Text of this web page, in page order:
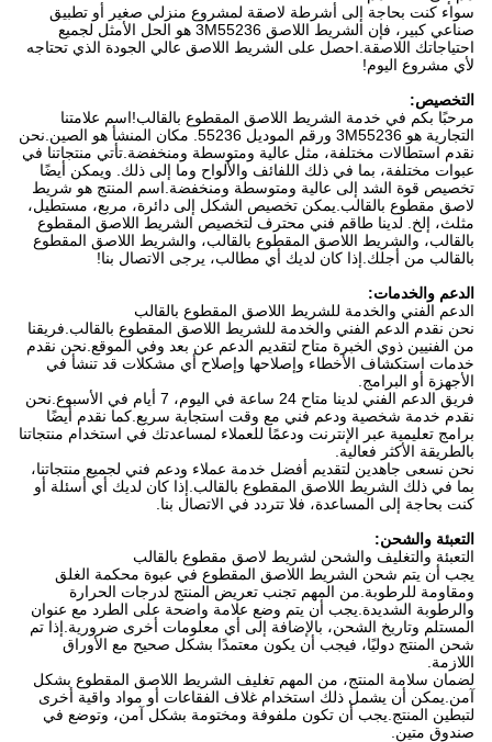
سواء كنت بحاجة إلى أشرطة لاصقة لمشروع منزلي صغير أو تطبيق
صناعي كبير، فإن الشريط اللاصق 3M55236 هو الحل الأمثل لجميع
احتياجاتك اللاصقة.احصل على الشريط اللاصق عالي الجودة الذي تحتاجه
لأي مشروع اليوم!
التخصيص:
مرحبًا بكم في خدمة الشريط اللاصق المقطوع بالقالب!اسم علامتنا
التجارية هو 3M55236 ورقم الموديل 55236. مكان المنشأ هو الصين.نحن
نقدم استطالات مختلفة، مثل عالية ومتوسطة ومنخفضة.تأتي منتجاتنا في
عبوات مختلفة، بما في ذلك اللفائف والألواح وما إلى ذلك. ويمكن أيضًا
تخصيص قوة الشد إلى عالية ومتوسطة ومنخفضة.اسم المنتج هو شريط
لاصق مقطوع بالقالب.يمكن تخصيص الشكل إلى دائرة، مربع، مستطيل،
مثلث، إلخ. لدينا طاقم فني محترف لتخصيص الشريط اللاصق المقطوع
بالقالب، والشريط اللاصق المقطوع بالقالب، والشريط اللاصق المقطوع
بالقالب من أجلك.إذا كان لديك أي مطالب، يرجى الاتصال بنا!
الدعم والخدمات:
الدعم الفني والخدمة للشريط اللاصق المقطوع بالقالب
نحن نقدم الدعم الفني والخدمة للشريط اللاصق المقطوع بالقالب.فريقنا
من الفنيين ذوي الخبرة متاح لتقديم الدعم عن بعد وفي الموقع.نحن نقدم
خدمات استكشاف الأخطاء وإصلاحها وإصلاح أي مشكلات قد تنشأ في
الأجهزة أو البرامج.
فريق الدعم الفني لدينا متاح 24 ساعة في اليوم، 7 أيام في الأسبوع.نحن
نقدم خدمة شخصية ودعم فني مع وقت استجابة سريع.كما نقدم أيضًا
برامج تعليمية عبر الإنترنت ودعمًا للعملاء لمساعدتك في استخدام منتجاتنا
بالطريقة الأكثر فعالية.
نحن نسعى جاهدين لتقديم أفضل خدمة عملاء ودعم فني لجميع منتجاتنا،
بما في ذلك الشريط اللاصق المقطوع بالقالب.إذا كان لديك أي أسئلة أو
كنت بحاجة إلى المساعدة، فلا تتردد في الاتصال بنا.
التعبئة والشحن:
التعبئة والتغليف والشحن لشريط لاصق مقطوع بالقالب
يجب أن يتم شحن الشريط اللاصق المقطوع في عبوة محكمة الغلق
ومقاومة للرطوبة.من المهم تجنب تعريض المنتج لدرجات الحرارة
والرطوبة الشديدة.يجب أن يتم وضع علامة واضحة على الطرد مع عنوان
المستلم وتاريخ الشحن، بالإضافة إلى أي معلومات أخرى ضرورية.إذا تم
شحن المنتج دوليًا، فيجب أن يكون معتمدًا بشكل صحيح مع الأوراق
اللازمة.
لضمان سلامة المنتج، من المهم تغليف الشريط اللاصق المقطوع بشكل
آمن.يمكن أن يشمل ذلك استخدام غلاف الفقاعات أو مواد واقية أخرى
لتبطين المنتج.يجب أن تكون ملفوفة ومختومة بشكل آمن، وتوضع في
صندوق متين.